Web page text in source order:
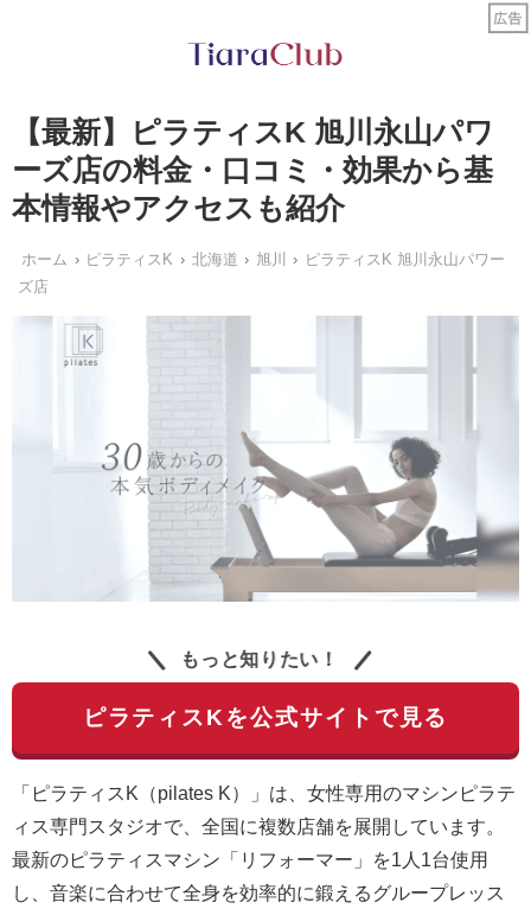
【最新】ピラティスK 旭川永山パワ
ーズ店の料金・口コミ・効果から基
本情報やアクセスも紹介
ホーム ピラティスK 北海道 旭川
ピラティスK 旭川永山パワー
ズ店
もっと知りたい！
ピラティスKを公式サイトで見る
「ピラティスK（pilates K）」は、女性専用のマシンピラテ
ィス専門スタジオで、全国に複数店舗を展開しています。
最新のピラティスマシン「リフォーマー」を1人1台使用
し、音楽に合わせて全身を効率的に鍛えるグループレッス